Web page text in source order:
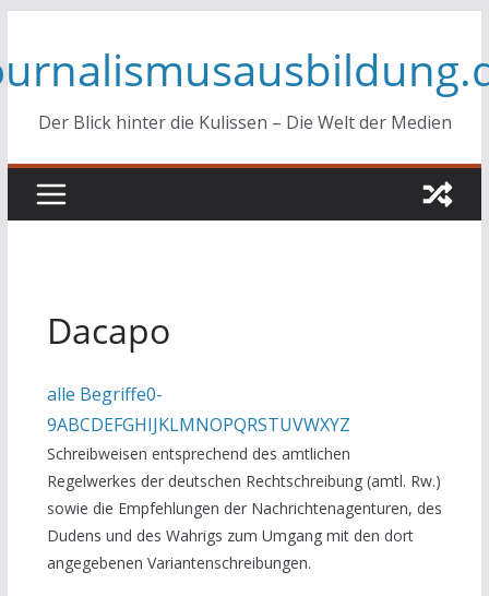
springen
Der Blick hinter die Kulissen – Die Welt der Medien
Dacapo
alle Begriffe0-
9ABCDEFGHIJKLMNOPQRSTUVWXYZ
Schreibweisen entsprechend des amtlichen
Regelwerkes der deutschen Rechtschreibung (amtl. Rw.)
sowie die Empfehlungen der Nachrichtenagenturen, des
Dudens und des Wahrigs zum Umgang mit den dort
angegebenen Variantenschreibungen.